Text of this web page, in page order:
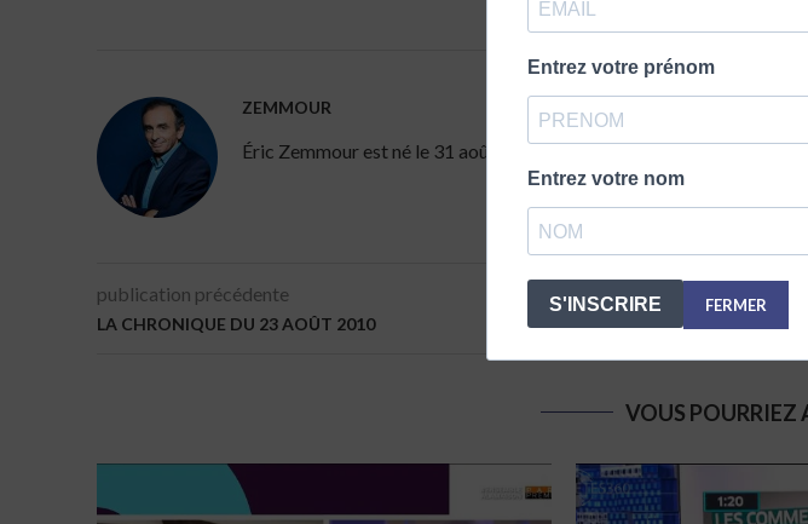
ZEMMOUR
Éric Zemmour est né le 31 août 1958 à Montreuil. Il est journaliste
publication précédente
LA CHRONIQUE DU 23 AOÛT 2010
VOUS POURRIEZ
Entrez votre prénom
Entrez votre nom
S'INSCRIRE FERMER